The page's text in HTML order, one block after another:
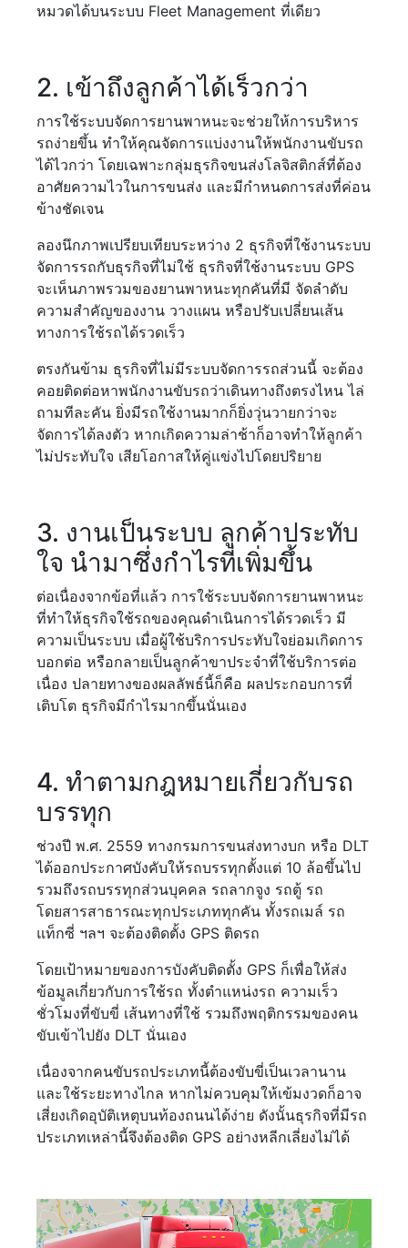
หมวดได้บนระบบ Fleet Management ที่เดียว
2. เข้าถึงลูกค้าได้เร็วกว่า
การใช้ระบบจัดการยานพาหนะจะช่วยให้การบริหาร
รถง่ายขึ้น ทำให้คุณจัดการแบ่งงานให้พนักงานขับรถ
ได้ไวกว่า โดยเฉพาะกลุ่มธุรกิจขนส่งโลจิสติกส์ที่ต้อง
อาศัยความไวในการขนส่ง และมีกำหนดการส่งที่ค่อน
ข้างชัดเจน
ลองนึกภาพเปรียบเทียบระหว่าง 2 ธุรกิจที่ใช้งานระบบ
จัดการรถกับธุรกิจที่ไม่ใช้ ธุรกิจที่ใช้งานระบบ GPS
จะเห็นภาพรวมของยานพาหนะทุกคันที่มี จัดลำดับ
ความสำคัญของงาน วางแผน หรือปรับเปลี่ยนเส้น
ทางการใช้รถได้รวดเร็ว
ตรงกันข้าม ธุรกิจที่ไม่มีระบบจัดการรถส่วนนี้ จะต้อง
คอยติดต่อหาพนักงานขับรถว่าเดินทางถึงตรงไหน ไล่
ถามทีละคัน ยิ่งมีรถใช้งานมากก็ยิ่งวุ่นวายกว่าจะ
จัดการได้ลงตัว หากเกิดความล่าช้าก็อาจทำให้ลูกค้า
ไม่ประทับใจ เสียโอกาสให้คู่แข่งไปโดยปริยาย
3. งานเป็นระบบ ลูกค้าประทับ
ใจ นำมาซึ่งกำไรที่เพิ่มขึ้น
ต่อเนื่องจากข้อที่แล้ว การใช้ระบบจัดการยานพาหนะ
ที่ทำให้ธุรกิจใช้รถของคุณดำเนินการได้รวดเร็ว มี
ความเป็นระบบ เมื่อผู้ใช้บริการประทับใจย่อมเกิดการ
บอกต่อ หรือกลายเป็นลูกค้าขาประจำที่ใช้บริการต่อ
เนื่อง ปลายทางของผลลัพธ์นี้ก็คือ ผลประกอบการที่
เติบโต ธุรกิจมีกำไรมากขึ้นนั่นเอง
4. ทำตามกฎหมายเกี่ยวกับรถ
บรรทุก
ช่วงปี พ.ศ. 2559 ทางกรมการขนส่งทางบก หรือ DLT
ได้ออกประกาศบังคับให้รถบรรทุกตั้งแต่ 10 ล้อขึ้นไป
รวมถึงรถบรรทุกส่วนบุคคล รถลากจูง รถตู้ รถ
โดยสารสาธารณะทุกประเภททุกคัน ทั้งรถเมล์ รถ
แท็กซี่ ฯลฯ จะต้องติดตั้ง GPS ติดรถ
โดยเป้าหมายของการบังคับติดตั้ง GPS ก็เพื่อให้ส่ง
ข้อมูลเกี่ยวกับการใช้รถ ทั้งตำแหน่งรถ ความเร็ว
ชั่วโมงที่ขับขี่ เส้นทางที่ใช้ รวมถึงพฤติกรรมของคน
ขับเข้าไปยัง DLT นั่นเอง
เนื่องจากคนขับรถประเภทนี้ต้องขับขี่เป็นเวลานาน
และใช้ระยะทางไกล หากไม่ควบคุมให้เข้มงวดก็อาจ
เสี่ยงเกิดอุบัติเหตุบนท้องถนนได้ง่าย ดังนั้นธุรกิจที่มีรถ
ประเภทเหล่านี้จึงต้องติด GPS อย่างหลีกเลี่ยงไม่ได้